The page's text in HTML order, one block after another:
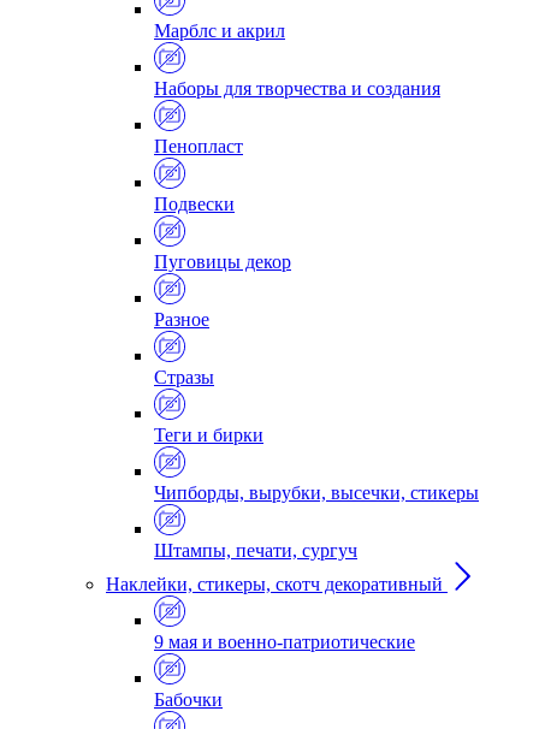
Марблс и акрил
Наборы для творчества и создания
Пенопласт
Подвески
Пуговицы декор
Разное
Стразы
Теги и бирки
Чипборды, вырубки, высечки, стикеры
Штампы, печати, сургуч
Наклейки, стикеры, скотч декоративный
9 мая и военно-патриотические
Бабочки